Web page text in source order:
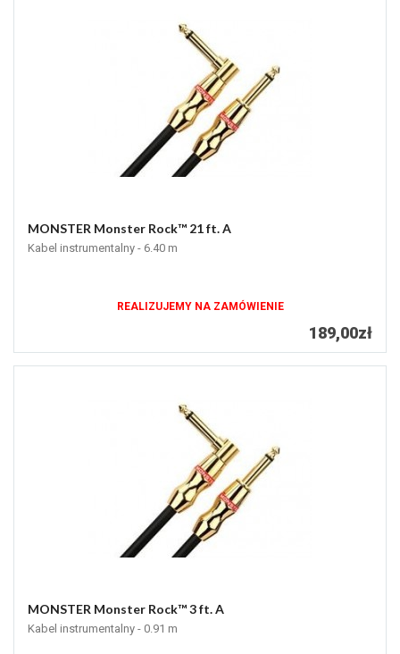
MONSTER Monster Rock™ 21 ft. A
Kabel instrumentalny - 6.40 m
REALIZUJEMY NA ZAMÓWIENIE
189,00zł
MONSTER Monster Rock™ 3 ft. A
Kabel instrumentalny - 0.91 m